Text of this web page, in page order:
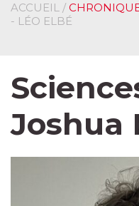
ACCUEIL /
- LÉO ELBÉ
Joshua